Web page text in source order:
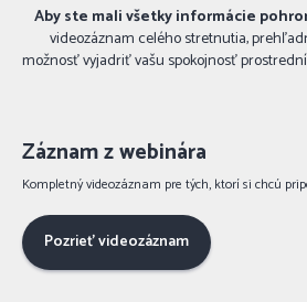
Aby ste mali všetky informácie
videozáznam celého stretnutia,
možnosť vyjadriť vašu spokojnosť
Záznam z webinára
Kompletný videozáznam pre tých, ktorí si chcú
Pozrieť videozáznam